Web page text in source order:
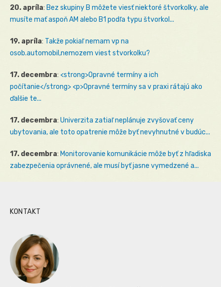
20. apríla: Bez skupiny B môžete viesť niektoré štvorkolky, ale
musíte mať aspoň AM alebo B1 podľa typu štvorkol...
19. apríla: Takže pokiaľ nemam vp na
osob.automobil,nemozem viest stvorkolku?
17. decembra: <strong>Opravné termíny a ich
počítanie</strong> <p>Opravné termíny sa v praxi rátajú ako
ďalšie te...
17. decembra: Univerzita zatiaľ neplánuje zvyšovať ceny
ubytovania, ale toto opatrenie môže byť nevyhnutné v budúc...
17. decembra: Monitorovanie komunikácie môže byť z hľadiska
zabezpečenia oprávnené, ale musí byť jasne vymedzené a...
KONTAKT